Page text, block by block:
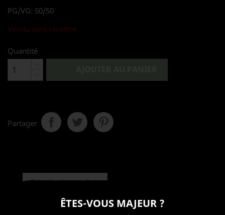
PG/VG: 50/50
Vendu sans nicotine
Quantité
Partager
Détails du produit
Référence 3700966600548
ÊTES-VOUS MAJEUR ?